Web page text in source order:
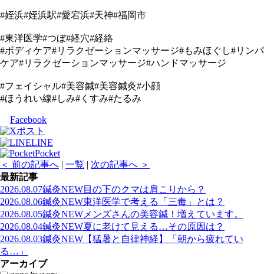
#姪浜#姪浜駅#愛宕浜#天神#福岡市
#東洋医学#つぼ#経穴#経絡
#ボディケア#リラクゼーションマッサージ#もみほぐし#リンパ
ケア#リラクゼーションマッサージ#ハンドマッサージ
#フェイシャル#美容鍼#美容鍼灸#小顔
#ほうれい線#しみ#くすみ#たるみ
Facebook
ポスト
LINE
Pocket
＜ 前の記事へ | 一覧 | 次の記事へ ＞
最新記事
2026.08.07鍼灸NEW目の下のクマは肩こりから？
2026.08.06鍼灸NEW東洋医学で考える「三毒」とは？
2026.08.05鍼灸NEW メンズさんの美容鍼！増えています。
2026.08.04鍼灸NEW夏に老けて見える…その原因は？
2026.08.03鍼灸NEW 【猛暑と自律神経】「朝から疲れてい
る…」
アーカイブ